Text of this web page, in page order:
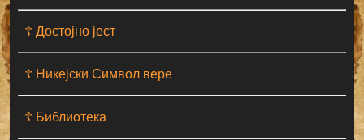
☦ Достојно јест
☦ Никејски Символ вере
☦ Библиотека